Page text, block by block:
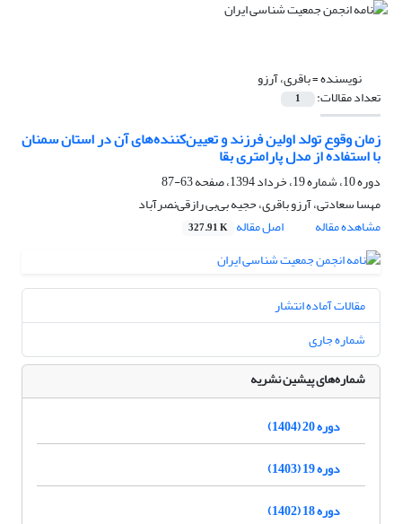
نویسنده =باقری، آرزو
تعداد مقالات: 1
زمان وقوع تولد اولین فرزند و تعیین‌کننده‌های آن در استان سمنان
با استفاده از مدل پارامتری بقا
دوره 10، شماره 19، خرداد 1394، صفحه
63-87
مهسا سعادتی، آرزو باقری، حجیه بی‌بی رازقی‌نصرآباد
مشاهده مقاله
اصل مقاله 327.91 K
مقالات آماده انتشار
شماره جاری
شماره‌های پیشین نشریه
دوره 20 (1404)
دوره 19 (1403)
دوره 18 (1402)